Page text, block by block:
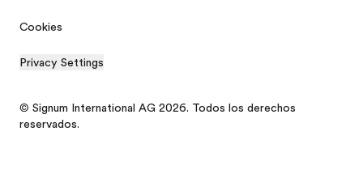
Cookies
Privacy Settings
© Signum International AG 2026. Todos los derechos
reservados.